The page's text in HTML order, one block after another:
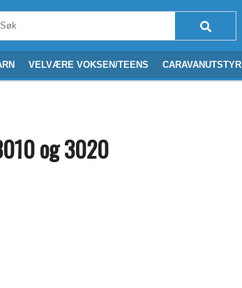
VELVÆRE VOKSEN/TEENS CARAVANUTSTYR
og 3020